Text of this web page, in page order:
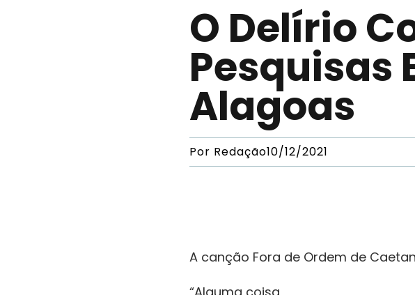
O Delírio
Pesquisas
Alagoas
Por Redação10/12/2021
A canção Fora de Ordem de